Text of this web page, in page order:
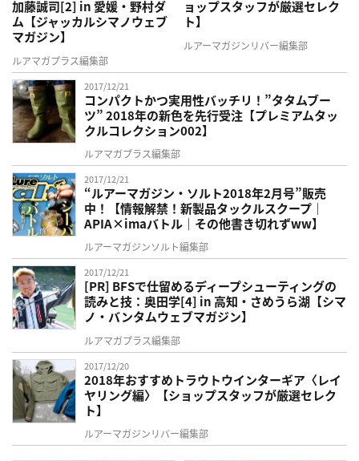
加藤誠司[2] in 愛媛・野村ダ
ム【ジャッカルシマノウェブ
マガジン】
ルアマガプラス編集部
ョップスタッフが厳選セレク
ト】
ルアーマガジンリバー編集部
2017/12/21
コンパクトかつ実用性バッチリ！”タタムブー
ツ” 2018年の新色を先行受注【プレミアムタッ
クルコレクション002】
ルアマガプラス編集部
2017/12/21
“ルアーマガジン・ソルト2018年2月号”販売
中！【情報解禁！新製品タックルスクープ｜
APIA×imaバトル｜その他書き切れずww】
ルアーマガジンソルト編集部
2017/12/21
[PR] BFSで仕留めるディープシューティングの
読みと技：奥田学[4] in 高知・さめうら湖【シマ
ノ・バンタムウェブマガジン】
ルアマガプラス編集部
2017/12/20
2018年おすすめトラウトウインターギア〈レイ
ヤリング編〉【ショップスタッフが厳選セレク
ト】
ルアーマガジンリバー編集部